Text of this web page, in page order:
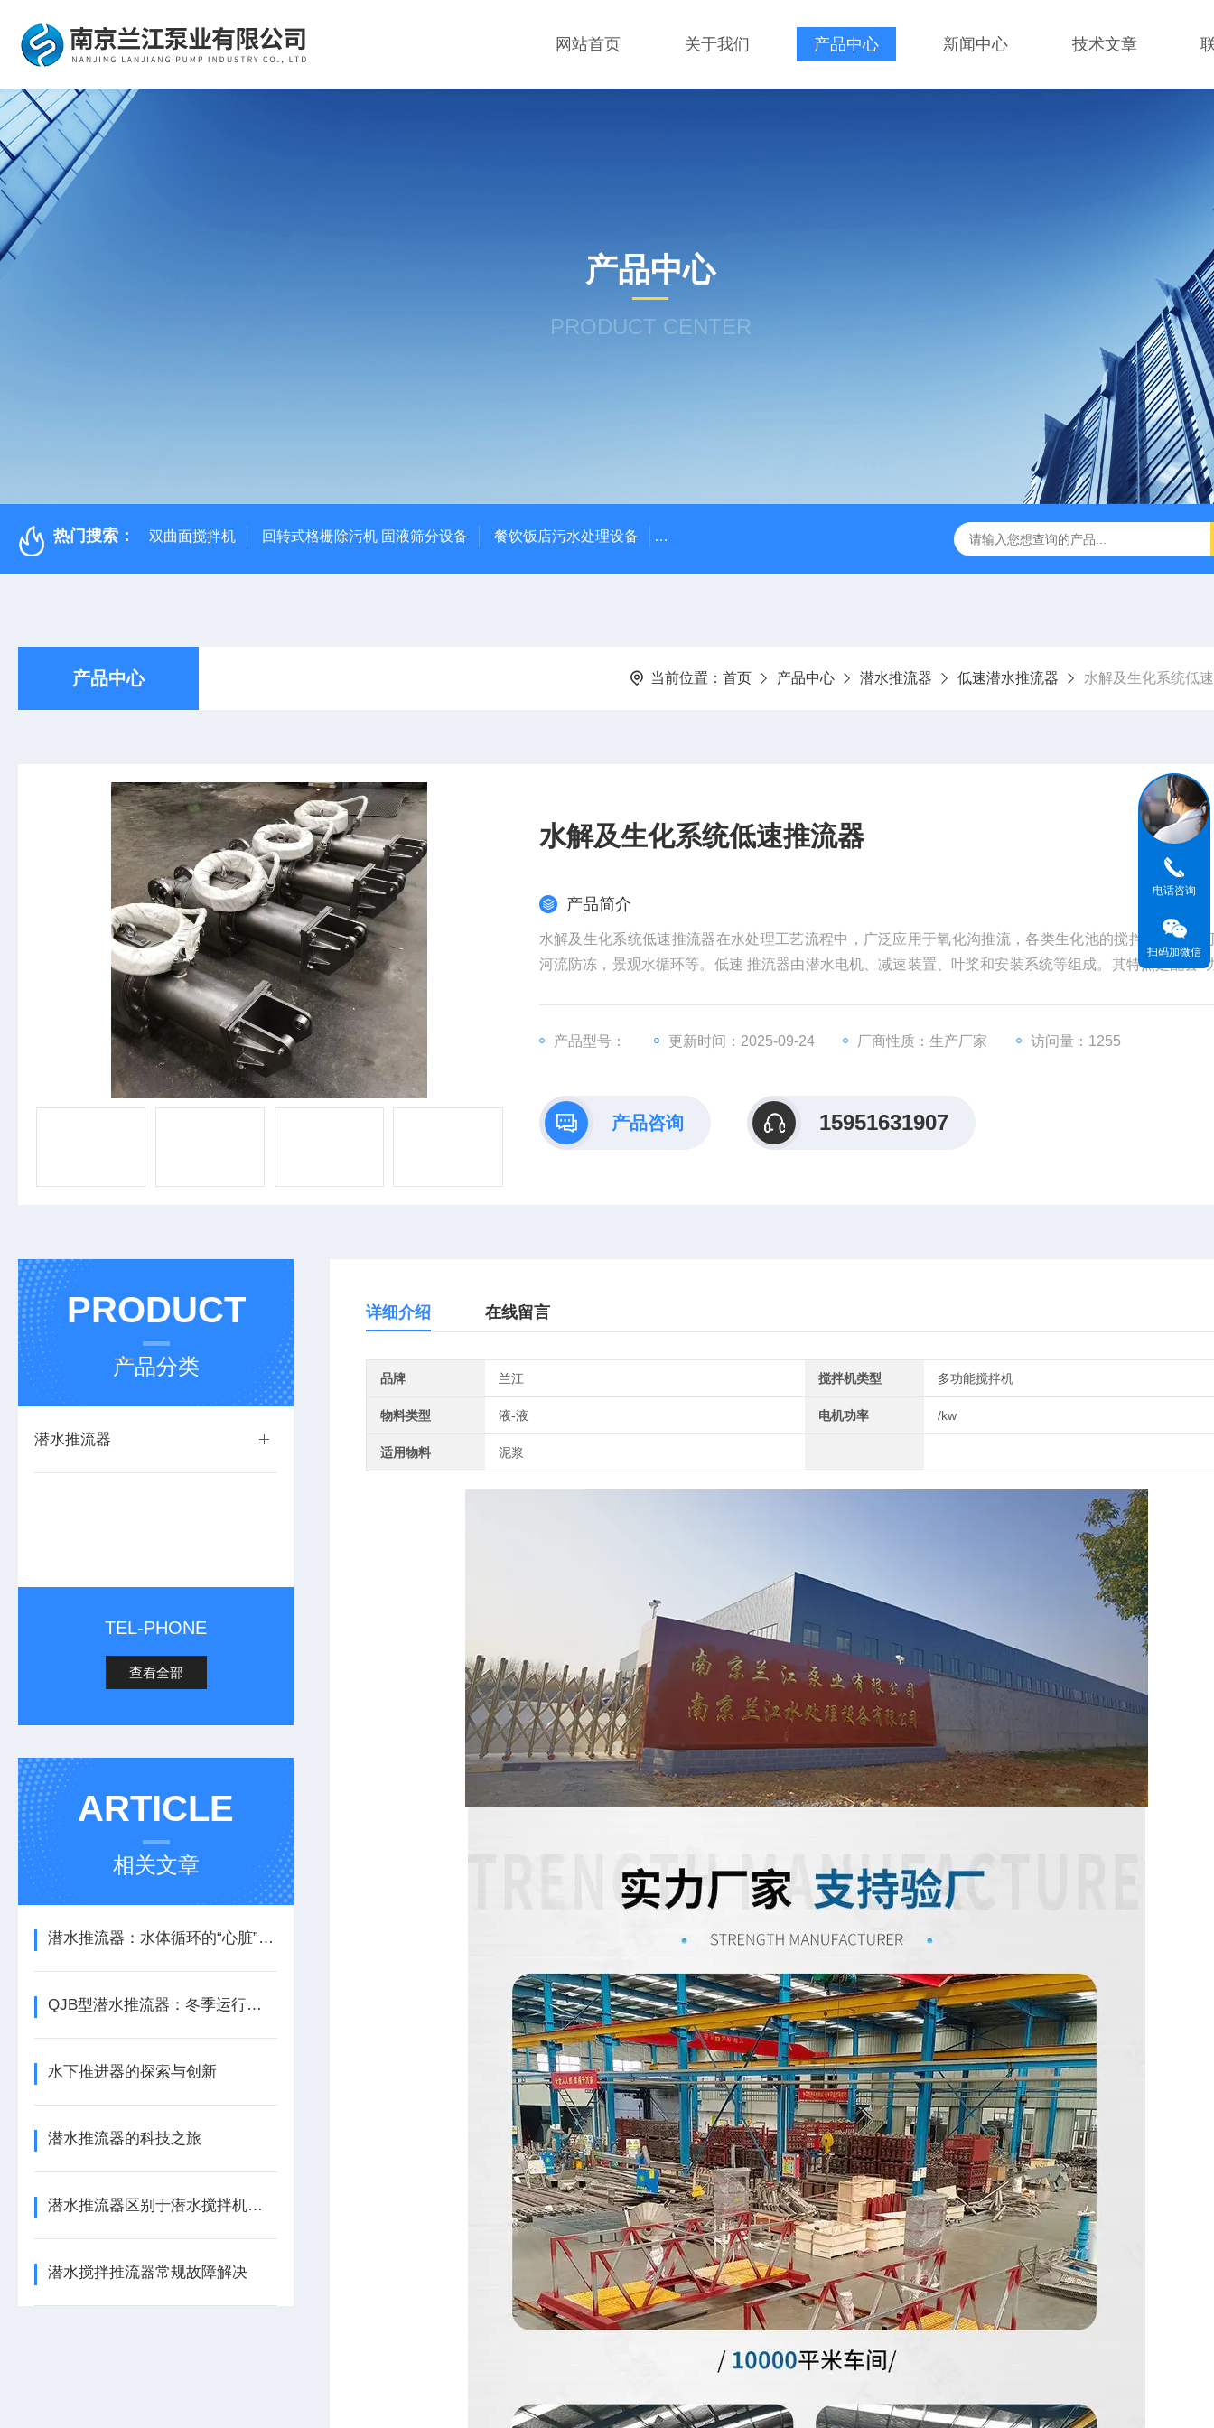
网站首页 关于我们 产品中心 新闻中心 技术文章
产品中心
PRODUCT CENTER
热门搜索： 双曲面搅拌机 回转式格栅除污机 固液筛分设备 餐饮饭店污水处理设备 高密度沉淀池中心传动刮泥机 伞型双曲面立式搅拌机 WNG5二沉池刮吸泥机原
产品中心 当前位置： 首页 产品中心 潜水推流器 低速潜水推流器 水解及生化系统低
水解及生化系统低速推流器
产品简介
水解及生化系统低速推流器在水处理工艺流程中，广泛应用于氧化沟推流，各类生化池的搅拌，同时也
河流防冻，景观水循环等。低速 推流器由潜水电机、减速装置、叶桨和安装系统等组成。其特点是配套
产品型号：
更新时间：2025-09-24 厂商性质：生产厂家 访问量：1255
产品咨询 15951631907
PRODUCT
产品分类
潜水推流器
TEL-PHONE
查看全部
ARTICLE
相关文章
潜水推流器：水体循环的“心脏”与生化反应的推动者
QJB型潜水推流器：冬季运行的“防冻策略”
水下推进器的探索与创新
潜水推流器的科技之旅
潜水推流器区别于潜水搅拌机的侧重点
潜水搅拌推流器常规故障解决
详细介绍 在线留言
品牌 兰江 搅拌机类型 多功能搅拌机
物料类型 液-液 电机功率 /kw
适用物料 泥浆
电话咨询
扫码加微信